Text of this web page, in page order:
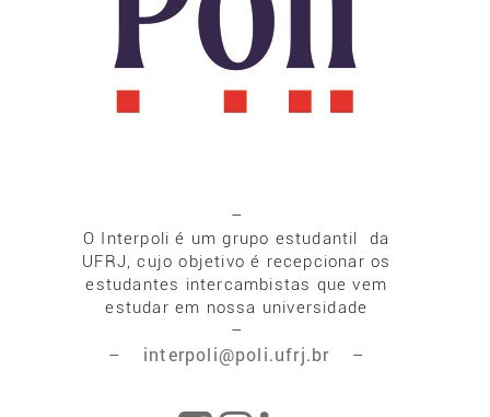
–
O Interpoli é um grupo estudantil da
UFRJ, cujo objetivo é recepcionar os
estudantes intercambistas que vem
estudar em nossa universidade
–
– interpoli@poli.ufrj.br –